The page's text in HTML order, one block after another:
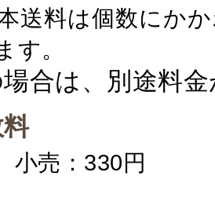
送料は個数にか
す。
合は、別途料
売：330円 卸